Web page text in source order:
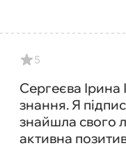
5
Сергеєва Ірина
знання. Я
знайшла свого
активна